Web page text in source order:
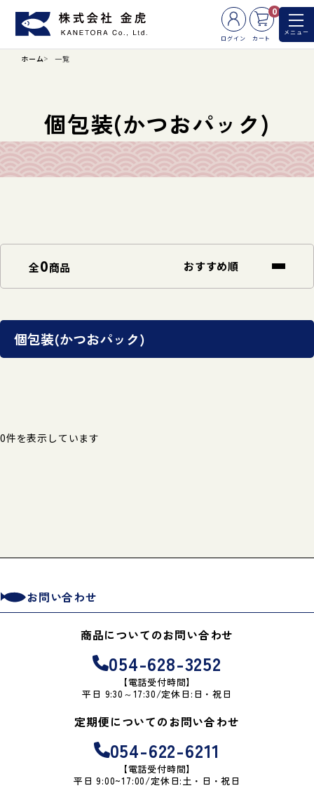
ログイン
0
カート
メニュー
ホーム 一覧
個包装(かつおパック)
全0商品
個包装(かつおパック)
0件を表示しています
お問い合わせ
商品についてのお問い合わせ
054-628-3252
【電話受付時間】
平日 9:30～17:30/定休日:日・祝日
定期便についてのお問い合わせ
054-622-6211
【電話受付時間】
平日 9:00~17:00/定休日:土・日・祝日